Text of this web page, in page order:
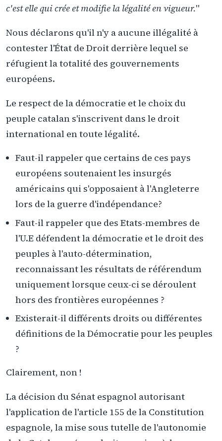
c'est elle qui crée et modifie la légalité en vigueur."
Nous déclarons qu'il n'y a aucune illégalité à
contester l'État de Droit derrière lequel se
réfugient la totalité des gouvernements
européens.
Le respect de la démocratie et le choix du
peuple catalan s'inscrivent dans le droit
international en toute légalité.
Faut-il rappeler que certains de ces pays
européens soutenaient les insurgés
américains qui s'opposaient à l'Angleterre
lors de la guerre d'indépendance?
Faut-il rappeler que des Etats-membres de
l'U.E défendent la démocratie et le droit des
peuples à l'auto-détermination,
reconnaissant les résultats de référendum
uniquement lorsque ceux-ci se déroulent
hors des frontières européennes ?
Existerait-il différents droits ou différentes
définitions de la Démocratie pour les peuples
?
Clairement, non !
La décision du Sénat espagnol autorisant
l'application de l'article 155 de la Constitution
espagnole, la mise sous tutelle de l'autonomie